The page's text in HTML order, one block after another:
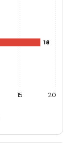
18
15 20